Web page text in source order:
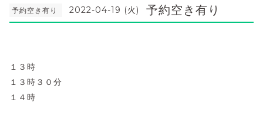
予約空き有り 2022-04-19 (火) 予約空き有り
１３時
１３時３０分
１４時